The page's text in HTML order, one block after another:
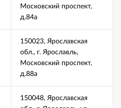
Московский проспект,
д.84а
150023, Ярославская
обл., г. Ярославль,
Московский проспект,
д.88а
150048, Ярославская